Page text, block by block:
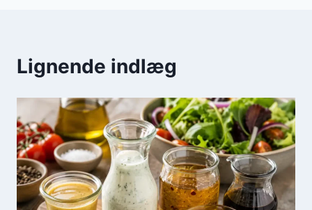
Lignende indlæg